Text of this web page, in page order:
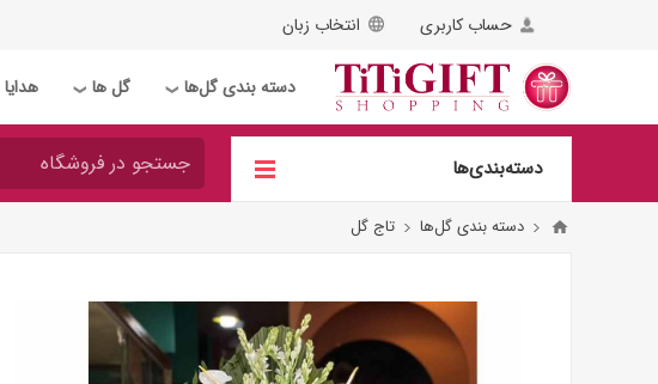
حساب کاربری انتخاب زبان
دسته بندی گل‌ها ❯ گل ها ❯ هدایا
دسته‌بندی‌ها
دسته بندی گل‌ها تاج گل